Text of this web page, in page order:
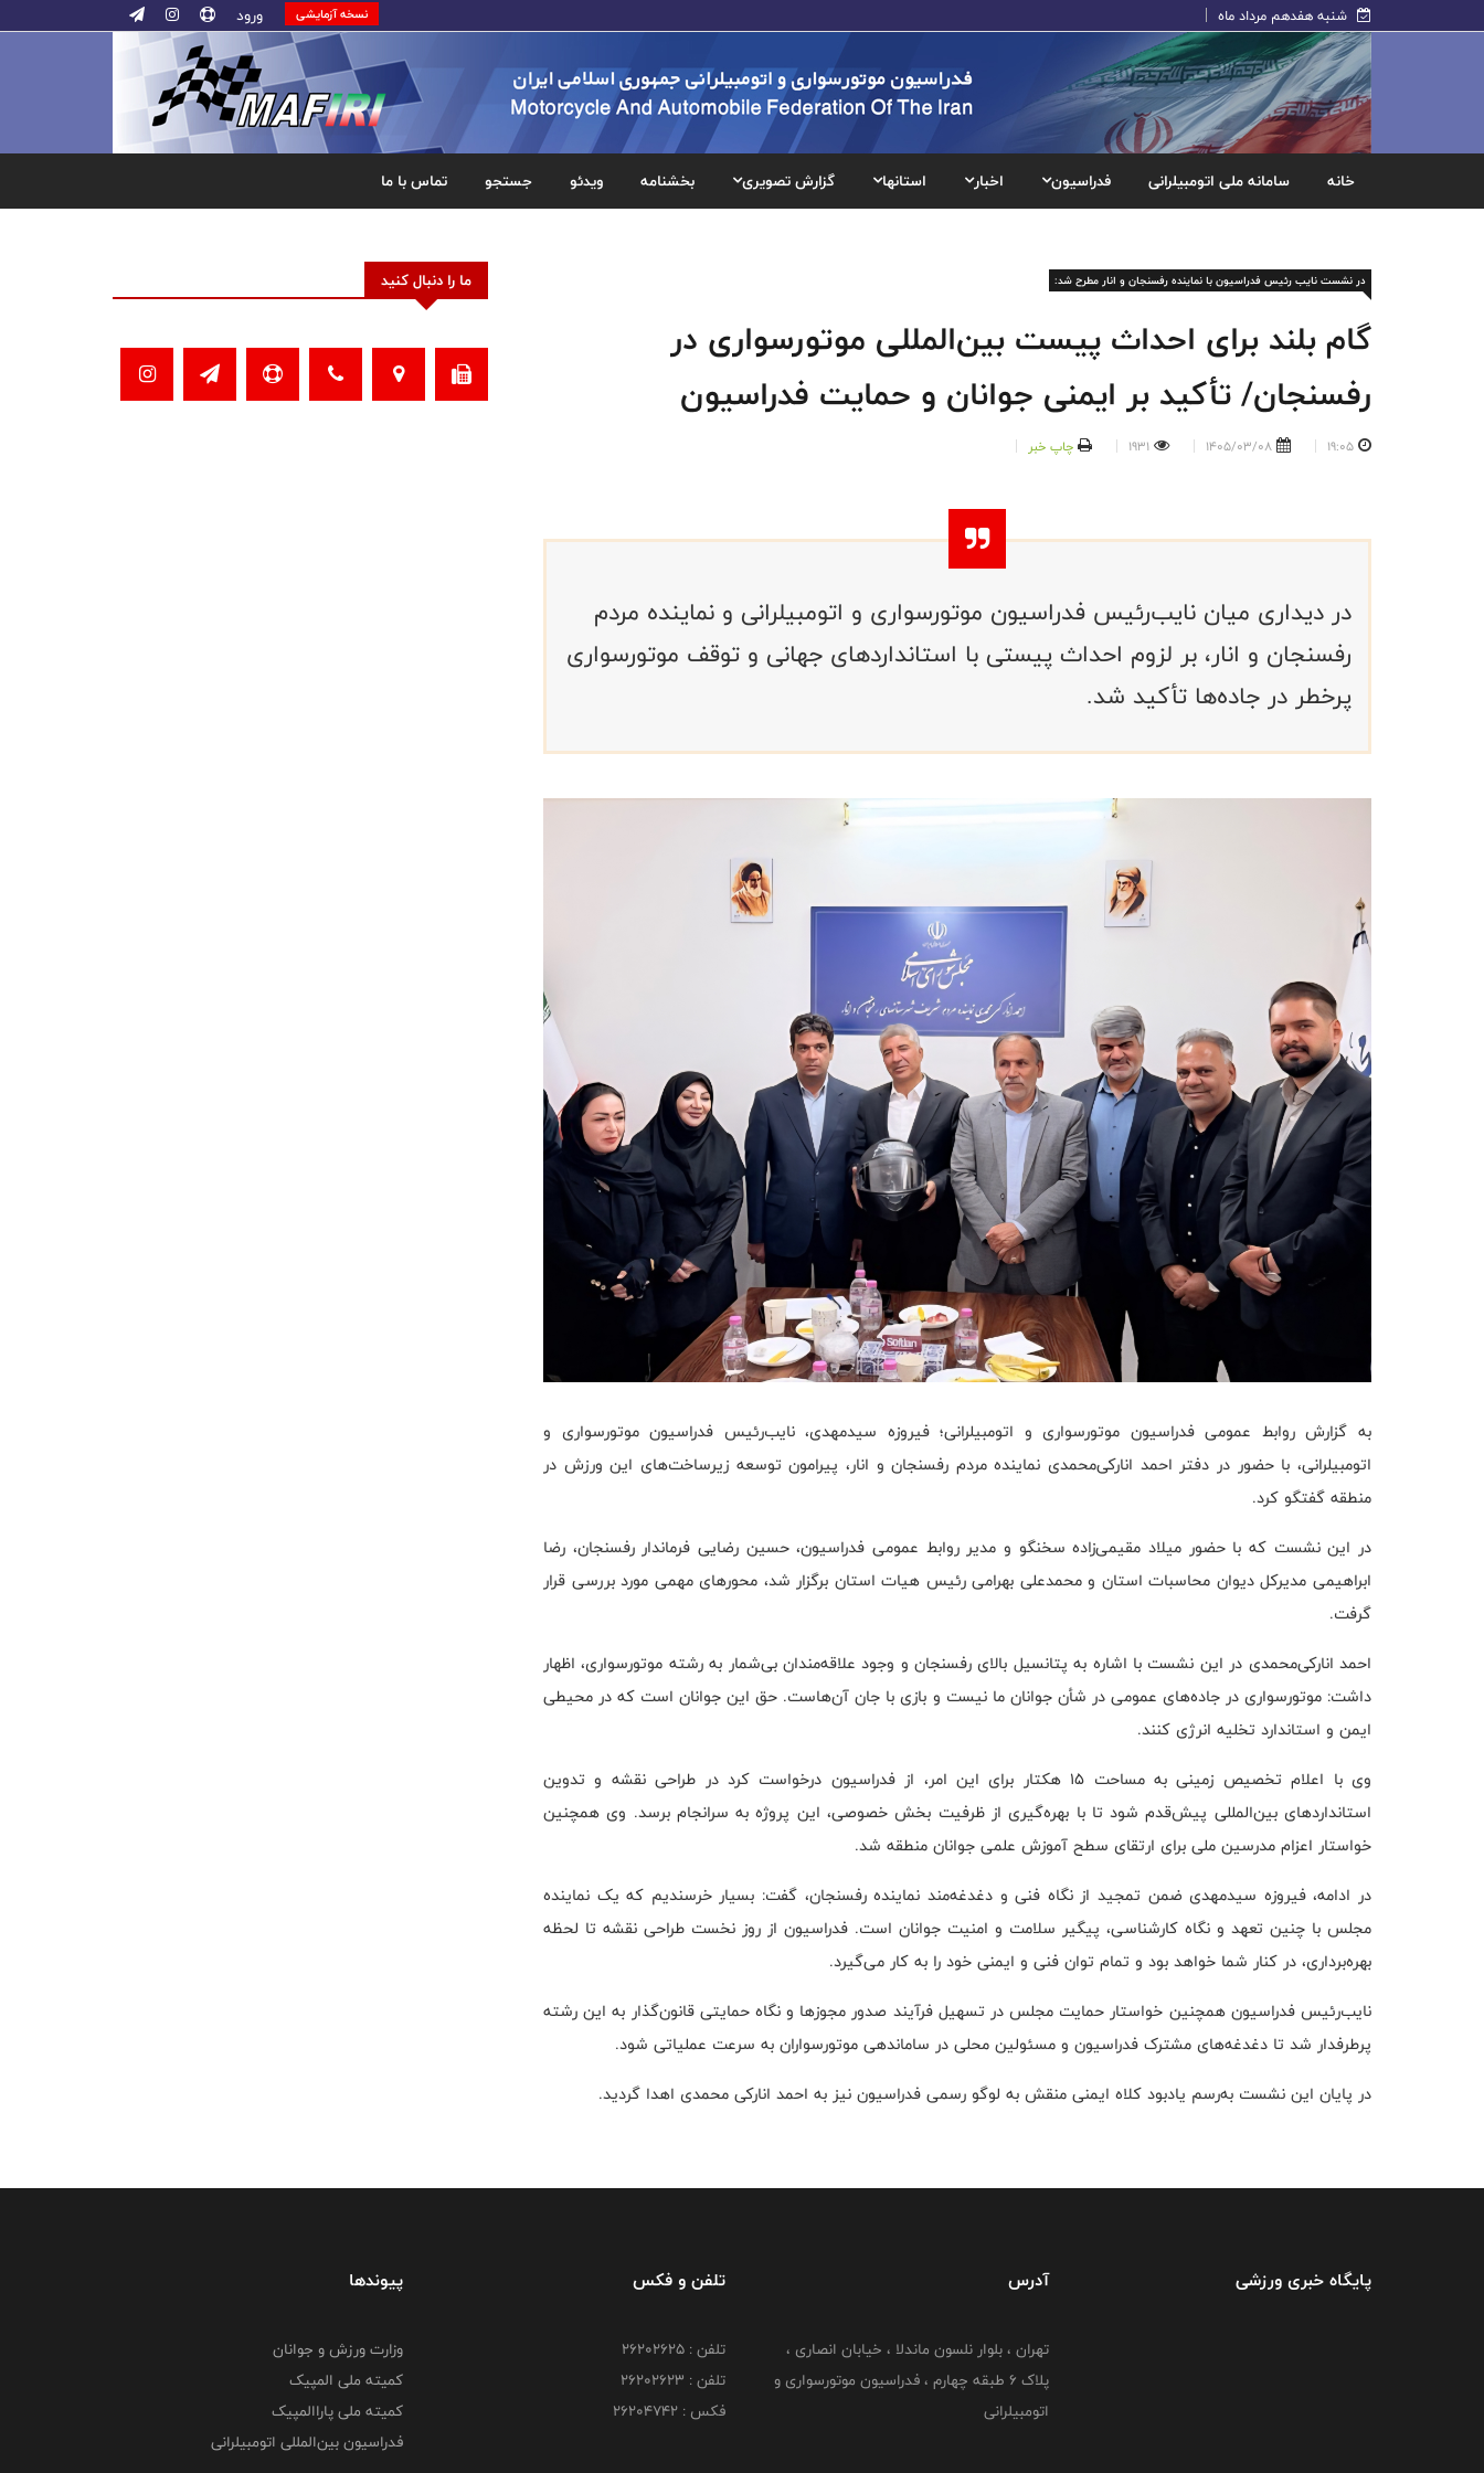
شنبه هفدهم مرداد ماه نسخه آزمایشی ورود
خانه سامانه ملی اتومبیلرانی فدراسیون اخبار استانها گزارش تصویری بخشنامه ویدئو جستجو تماس با ما
در نشست نایب رئیس فدراسیون با نماینده رفسنجان و انار مطرح شد:
گام بلند برای احداث پیست بین‌المللی موتورسواری در
رفسنجان/ تأکید بر ایمنی جوانان و حمایت فدراسیون
19:05
1405/03/08
1931 چاپ خبر
در دیداری میان نایب‌رئیس فدراسیون موتورسواری و اتومبیلرانی و نماینده مردم
رفسنجان و انار، بر لزوم احداث پیستی با استانداردهای جهانی و توقف موتورسواری
پرخطر در جاده‌ها تأکید شد.
به گزارش روابط عمومی فدراسیون موتورسواری و اتومبیلرانی؛ فیروزه سیدمهدی، نایب‌رئیس فدراسیون موتورسواری و
اتومبیلرانی، با حضور در دفتر احمد انارکی‌محمدی نماینده مردم رفسنجان و انار، پیرامون توسعه زیرساخت‌های این ورزش در
منطقه گفتگو کرد.
در این نشست که با حضور میلاد مقیمی‌زاده سخنگو و مدیر روابط عمومی فدراسیون، حسین رضایی فرماندار رفسنجان، رضا
ابراهیمی مدیرکل دیوان محاسبات استان و محمدعلی بهرامی رئیس هیات استان برگزار شد، محورهای مهمی مورد بررسی قرار
گرفت.
احمد انارکی‌محمدی در این نشست با اشاره به پتانسیل بالای رفسنجان و وجود علاقه‌مندان بی‌شمار به رشته موتورسواری، اظهار
داشت: موتورسواری در جاده‌های عمومی در شأن جوانان ما نیست و بازی با جان آن‌هاست. حق این جوانان است که در محیطی
ایمن و استاندارد تخلیه انرژی کنند.
وی با اعلام تخصیص زمینی به مساحت ۱۵ هکتار برای این امر، از فدراسیون درخواست کرد در طراحی نقشه و تدوین
استانداردهای بین‌المللی پیش‌قدم شود تا با بهره‌گیری از ظرفیت بخش خصوصی، این پروژه به سرانجام برسد. وی همچنین
خواستار اعزام مدرسین ملی برای ارتقای سطح آموزش علمی جوانان منطقه شد.
در ادامه، فیروزه سیدمهدی ضمن تمجید از نگاه فنی و دغدغه‌مند نماینده رفسنجان، گفت: بسیار خرسندیم که یک نماینده
مجلس با چنین تعهد و نگاه کارشناسی، پیگیر سلامت و امنیت جوانان است. فدراسیون از روز نخست طراحی نقشه تا لحظه
بهره‌برداری، در کنار شما خواهد بود و تمام توان فنی و ایمنی خود را به کار می‌گیرد.
نایب‌رئیس فدراسیون همچنین خواستار حمایت مجلس در تسهیل فرآیند صدور مجوزها و نگاه حمایتی قانون‌گذار به این رشته
پرطرفدار شد تا دغدغه‌های مشترک فدراسیون و مسئولین محلی در ساماندهی موتورسواران به سرعت عملیاتی شود.
در پایان این نشست به‌رسم یادبود کلاه ایمنی منقش به لوگو رسمی فدراسیون نیز به احمد انارکی محمدی اهدا گردید.
ما را دنبال کنید
پایگاه خبری ورزشی آدرس
تهران ، بلوار نلسون ماندلا ، خیابان انصاری ،
پلاک ۶ طبقه چهارم ، فدراسیون موتورسواری و
اتومبیلرانی
تلفن و فکس
تلفن : ۲۶۲۰۲۶۲۵
تلفن : ۲۶۲۰۲۶۲۳
فکس : ۲۶۲۰۴۷۴۲
پیوندها
وزارت ورزش و جوانان
کمیته ملی المپیک
کمیته ملی پاراالمپیک
فدراسیون بین‌المللی اتومبیلرانی